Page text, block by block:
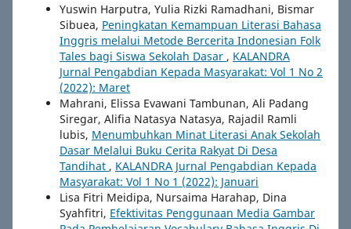
Yuswin Harputra, Yulia Rizki Ramadhani, Bismar
Sibuea, Peningkatan Kemampuan Literasi Bahasa
Inggris melalui Metode Bercerita Indonesian Folk
Tales bagi Siswa Sekolah Dasar , KALANDRA
Jurnal Pengabdian Kepada Masyarakat: Vol 1 No 2
(2022): Maret
Mahrani, Elissa Evawani Tambunan, Ali Padang
Siregar, Alifia Natasya Natasya, Rajadil Ramli
lubis, Menumbuhkan Minat Literasi Anak Sekolah
Dasar Melalui Buku Cerita Rakyat Di Desa
Tandihat , KALANDRA Jurnal Pengabdian Kepada
Masyarakat: Vol 1 No 1 (2022): Januari
Lisa Fitri Meidipa, Nursaima Harahap, Dina
Syahfitri, Efektivitas Penggunaan Media Gambar